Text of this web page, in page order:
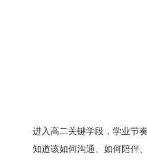
进入高二关键学段，学业节
知道该如何沟通、如何陪伴